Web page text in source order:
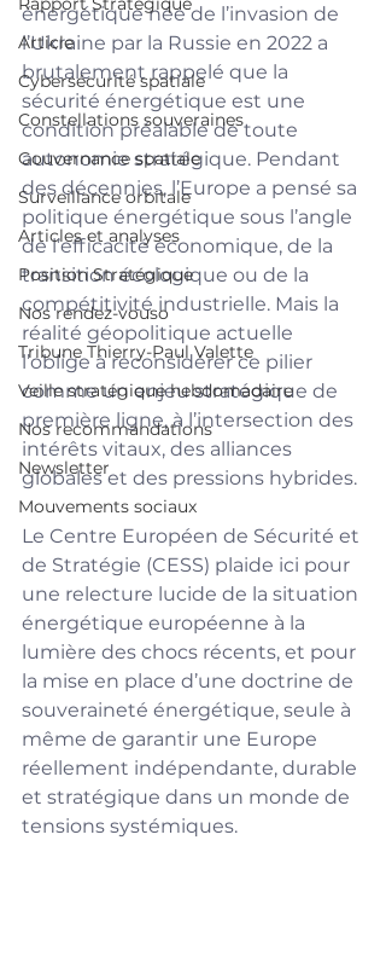
Article
Cybersécurité spatiale
Constellations souveraines
Gouvernance spatiale
Surveillance orbitale
Articles et analyses
Position Stratégique
Nos rendez-vouso
Tribune Thierry-Paul Valette
Veille stratégique hebdomadaire
Nos recommandations
Newsletter
Mouvements sociaux
énergétique née de l’invasion de
l’Ukraine par la Russie en 2022 a
brutalement rappelé que la
sécurité énergétique est une
condition préalable de toute
autonomie stratégique. Pendant
des décennies, l’Europe a pensé sa
politique énergétique sous l’angle
de l’efficacité économique, de la
transition écologique ou de la
compétitivité industrielle. Mais la
réalité géopolitique actuelle
l’oblige à reconsidérer ce pilier
comme un enjeu stratégique de
première ligne, à l’intersection des
intérêts vitaux, des alliances
globales et des pressions hybrides.
Le Centre Européen de Sécurité et
de Stratégie (CESS) plaide ici pour
une relecture lucide de la situation
énergétique européenne à la
lumière des chocs récents, et pour
la mise en place d’une doctrine de
souveraineté énergétique, seule à
même de garantir une Europe
réellement indépendante, durable
et stratégique dans un monde de
tensions systémiques.